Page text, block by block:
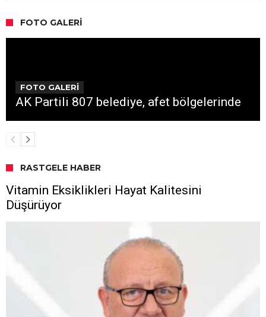
FOTO GALERI
FOTO GALERİ
AK Partili 807 belediye, afet bölgelerinde
RASTGELE HABER
Vitamin Eksiklikleri Hayat Kalitesini
Düşürüyor